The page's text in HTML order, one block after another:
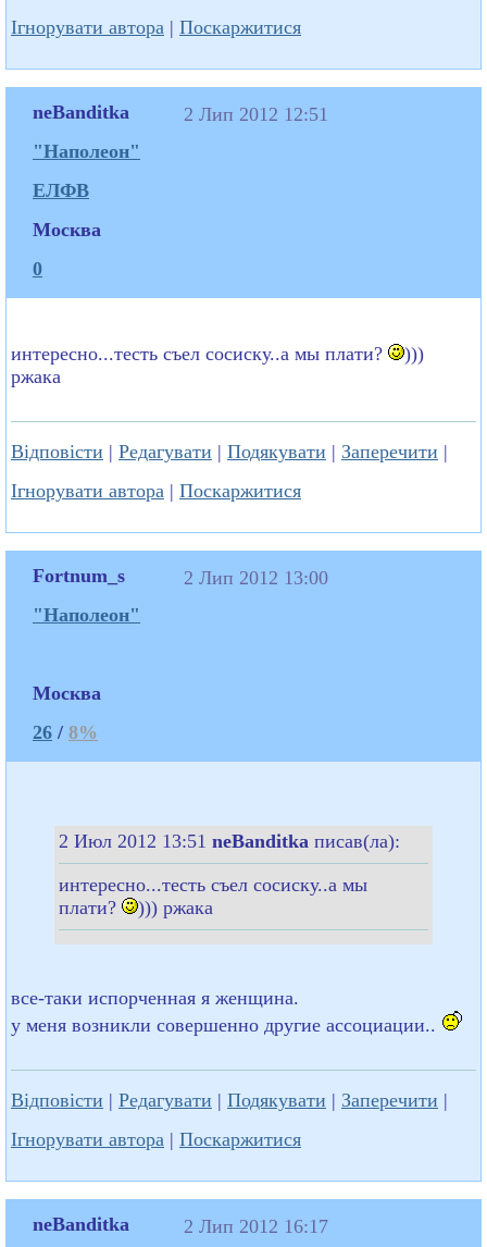
Ігнорувати автора | Поскаржитися
neBanditka
"Наполеон"
ЕЛФВ
Москва
0
2 Лип 2012 12:51
интересно...тесть съел сосиску..а мы плати?
)))
ржака
Відповісти | Редагувати | Подякувати | Заперечити |
Ігнорувати автора | Поскаржитися
Fortnum_s
"Наполеон"
Москва
26 / 8%
2 Лип 2012 13:00
2 Июл 2012 13:51 neBanditka писав(ла):
интересно...тесть съел сосиску..а мы
плати?
))) ржака
все-таки испорченная я женщина.
у меня возникли совершенно другие ассоциации..
Відповісти | Редагувати | Подякувати | Заперечити |
Ігнорувати автора | Поскаржитися
neBanditka
2 Лип 2012 16:17